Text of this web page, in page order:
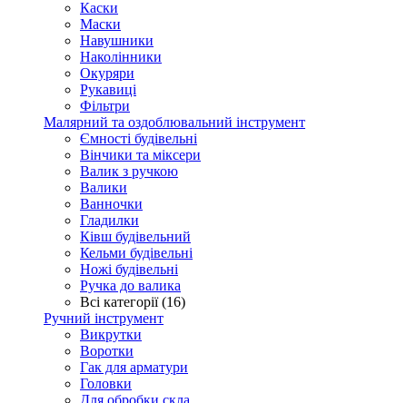
Каски
Маски
Навушники
Наколінники
Окуряри
Рукавиці
Фільтри
Малярний та оздоблювальний інструмент
Ємності будівельні
Вінчики та міксери
Валик з ручкою
Валики
Ванночки
Гладилки
Ківш будівельний
Кельми будівельні
Ножі будівельні
Ручка до валика
Всі категорії (16)
Ручний інструмент
Викрутки
Воротки
Гак для арматури
Головки
Для обробки скла